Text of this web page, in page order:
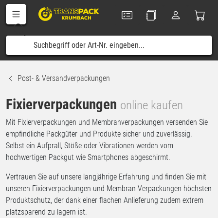
Post- & Versandverpackungen
Fixierverpackungen online kaufen
Mit Fixierverpackungen und Membranverpackungen versenden Sie
empfindliche Packgüter und Produkte sicher und zuverlässig.
Selbst ein Aufprall, Stöße oder Vibrationen werden vom
hochwertigen Packgut wie Smartphones abgeschirmt.
Vertrauen Sie auf unsere langjährige Erfahrung und finden Sie mit
unseren Fixierverpackungen und Membran-Verpackungen höchsten
Produktschutz, der dank einer flachen Anlieferung zudem extrem
platzsparend zu lagern ist.